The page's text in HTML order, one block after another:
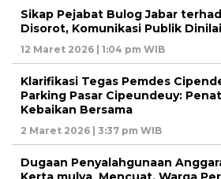
Sikap Pejabat Bulog Jabar
Disorot, Komunikasi Publik
12 Maret 2026 | 1:04 pm WIB
Klarifikasi Tegas Pemdes
Parking Pasar Cipeundeuy:
Kebaikan Bersama
2 Maret 2026 | 3:37 pm WIB
Dugaan Penyalahgunaan